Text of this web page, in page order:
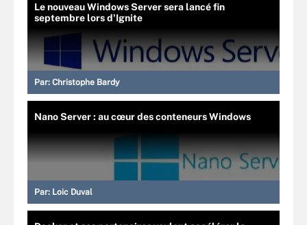
Le nouveau Windows Server sera lancé fin
septembre lors d'Ignite
Par: Christophe Bardy
Nano Server : au cœur des conteneurs Windows
Par: Loic Duval